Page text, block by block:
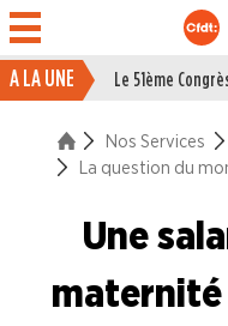
ACTUALITÉ
ENTREPRISES
SERVICES
Le syndicat pour les
A LA UNE Le 51ème
Nos Services
La question du
Une